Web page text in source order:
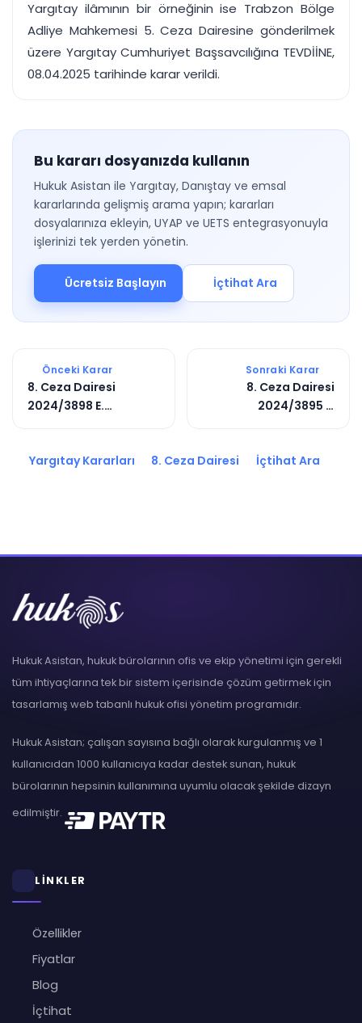
Yargıtay ilâmının bir örneğinin ise Trabzon Bölge
Adliye Mahkemesi 5. Ceza Dairesine gönderilmek
üzere Yargıtay Cumhuriyet Başsavcılığına TEVDİİNE,
08.04.2025 tarihinde karar verildi.
Bu kararı dosyanızda kullanın
Hukuk Asistan ile Yargıtay, Danıştay ve emsal
kararlarında gelişmiş arama yapın; kararları
dosyalarınıza ekleyin, UYAP ve UETS entegrasyonuyla
işlerinizi tek yerden yönetin.
Ücretsiz Başlayın İçtihat Ara
Önceki Karar
8. Ceza Dairesi
2024/3898 E.
Sonraki Karar
8. Ceza Dairesi
2024/3895 E.
Yargıtay Kararları 8. Ceza Dairesi İçtihat Ara
Hukuk Asistan, hukuk bürolarının ofis ve ekip yönetimi için gerekli
tüm ihtiyaçlarına tek bir sistem içerisinde çözüm getirmek için
tasarlamış web tabanlı hukuk ofisi yönetim programıdır.
Hukuk Asistan; çalışan sayısına bağlı olarak kurgulanmış ve 1
kullanıcıdan 1000 kullanıcıya kadar destek sunan, hukuk
bürolarının hepsinin kullanımına uyumlu olacak şekilde dizayn
edilmiştir.
LİNKLER
Özellikler
Fiyatlar
Blog
İçtihat